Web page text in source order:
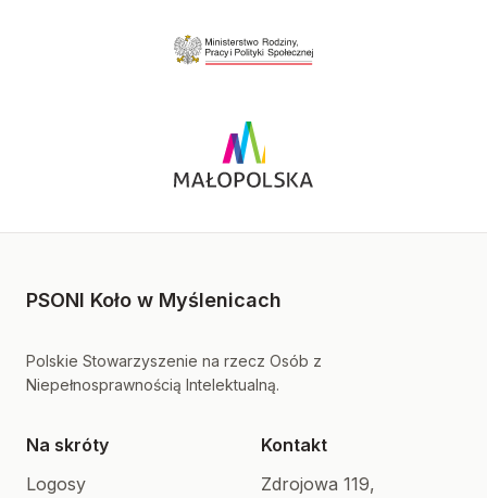
PSONI Koło w Myślenicach
Polskie Stowarzyszenie na rzecz Osób z
Niepełnosprawnością Intelektualną.
Na skróty
Logosy
Kontakt
Zdrojowa 119,